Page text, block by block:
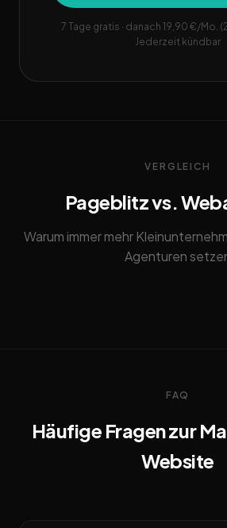
7 Tage gratis · danach 19,90 €/Mo.
Jederzeit kündbar
VERGLEICH
Pageblitz vs.
Warum immer mehr
Agenturen
FAQ
Häufige Fragen zur
Website